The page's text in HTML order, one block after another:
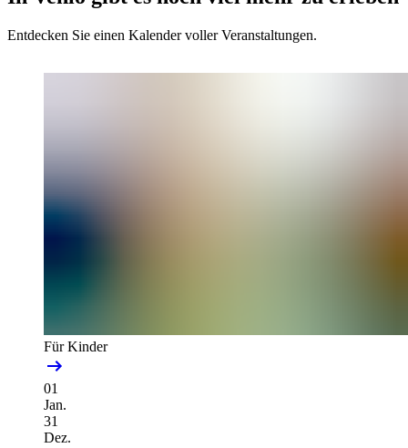
Entdecken Sie einen Kalender voller Veranstaltungen.
Für Kinder
01
Jan.
31
Dez.